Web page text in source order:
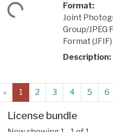
Format:
Joint
Group/JPEG
Format (JFIF)
Description:
« 1 (current)
2 3 4 5 6
License bundle